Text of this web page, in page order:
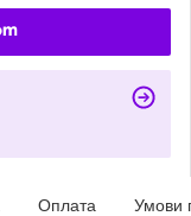
Оплата Умови